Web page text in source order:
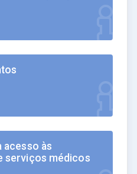
acesso às
serviços médicos